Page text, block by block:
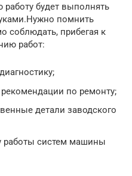
будет выполнять
помнить
соблюдать, прибегая к
работ:
по ремонту;
детали заводского
работы систем машины